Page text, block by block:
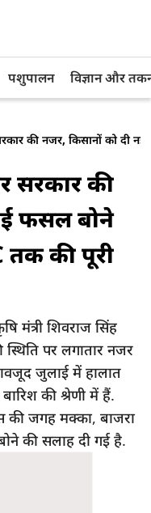
पशुपालन विज्ञान और
की नजर, किसानों को दी
सरकार की
फसल बोने
तक की पूरी
मंत्री शिवराज सिंह
पर लगातार नजर
जुलाई में हालात
की श्रेणी में हैं.
की जगह मक्का, बाजरा
की सलाह दी गई है.